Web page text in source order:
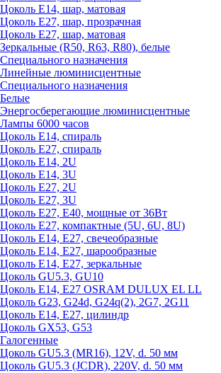
Цоколь Е14, шар, матовая
Цоколь Е27, шар, прозрачная
Цоколь Е27, шар, матовая
Зеркальные (R50, R63, R80), белые
Специального назначения
Линейные люминисцентные
Специального назначения
Белые
Энергосберегающие люминисцентные
Лампы 6000 часов
Цоколь Е14, спираль
Цоколь Е27, спираль
Цоколь Е14, 2U
Цоколь Е14, 3U
Цоколь Е27, 2U
Цоколь Е27, 3U
Цоколь Е27, Е40, мощные от 36Вт
Цоколь Е27, компактные (5U, 6U, 8U)
Цоколь Е14, Е27, свечеобразные
Цоколь Е14, Е27, шарообразные
Цоколь Е14, Е27, зеркальные
Цоколь GU5.3, GU10
Цоколь Е14, Е27 OSRAM DULUX EL LL
Цоколь G23, G24d, G24q(2), 2G7, 2G11
Цоколь Е14, Е27, цилиндр
Цоколь GX53, G53
Галогенные
Цоколь GU5.3 (MR16), 12V, d. 50 мм
Цоколь GU5.3 (JCDR), 220V, d. 50 мм